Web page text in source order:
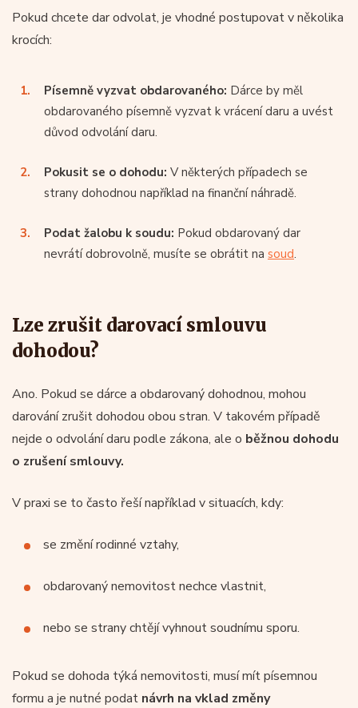
Pokud chcete dar odvolat, je vhodné postupovat v několika
krocích:
Písemně vyzvat obdarovaného: Dárce by měl
obdarovaného písemně vyzvat k vrácení daru a uvést
důvod odvolání daru.
Pokusit se o dohodu: V některých případech se
strany dohodnou například na finanční náhradě.
Podat žalobu k soudu: Pokud obdarovaný dar
nevrátí dobrovolně, musíte se obrátit na soud.
Lze zrušit darovací smlouvu
dohodou?
Ano. Pokud se dárce a obdarovaný dohodnou, mohou
darování zrušit dohodou obou stran. V takovém případě
nejde o odvolání daru podle zákona, ale o běžnou dohodu
o zrušení smlouvy.
V praxi se to často řeší například v situacích, kdy:
se změní rodinné vztahy,
obdarovaný nemovitost nechce vlastnit,
nebo se strany chtějí vyhnout soudnímu sporu.
Pokud se dohoda týká nemovitosti, musí mít písemnou
formu a je nutné podat návrh na vklad změny